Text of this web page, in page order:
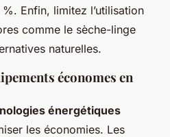
Enfin, limitez l’utilisation
comme le sèche-linge
naturelles.
économes en
énergétiques
les économies. Les